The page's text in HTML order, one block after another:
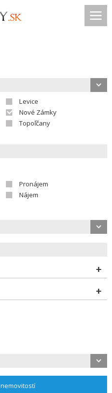
Levice
Nové Zámky
Topoľčany
Pronájem
Nájem
nemovitostí